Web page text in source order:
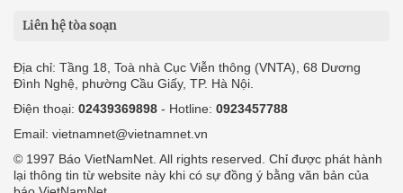
Liên hệ tòa soạn
Địa chỉ: Tầng 18, Toà nhà Cục Viễn thông (VNTA), 68 Dương
Đình Nghệ, phường Cầu Giấy, TP. Hà Nội.
Điện thoại: 02439369898 - Hotline: 0923457788
Email: vietnamnet@vietnamnet.vn
© 1997 Báo VietNamNet. All rights reserved. Chỉ được phát hành
lại thông tin từ website này khi có sự đồng ý bằng văn bản của